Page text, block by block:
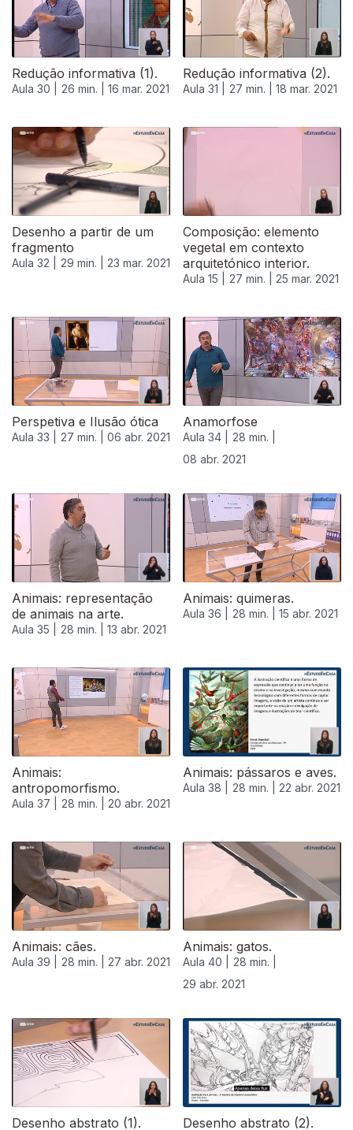
Redução informativa (1).
Aula 30 | 26 min. | 16 mar. 2021
Redução informativa (2).
Aula 31 | 27 min. | 18 mar. 2021
Desenho a partir de um
fragmento
Aula 32 | 29 min. | 23 mar. 2021
Composição: elemento
vegetal em contexto
arquitetónico interior.
Aula 15 | 27 min. | 25 mar. 2021
Perspetiva e Ilusão ótica
Aula 33 | 27 min. | 06 abr. 2021
Anamorfose
Aula 34 |
28 min. |
08 abr. 2021
535565
Animais: representação
de animais na arte.
Aula 35 | 28 min. | 13 abr. 2021
Animais: quimeras.
Aula 36 | 28 min. | 15 abr. 2021
Animais:
antropomorfismo.
Aula 37 | 28 min. | 20 abr. 2021
Animais: pássaros e aves.
Aula 38 | 28 min. | 22 abr. 2021
Animais: cães.
Aula 39 | 28 min. | 27 abr. 2021
Animais: gatos.
Aula 40 |
28 min. |
29 abr. 2021
Desenho abstrato (1). Desenho abstrato (2).